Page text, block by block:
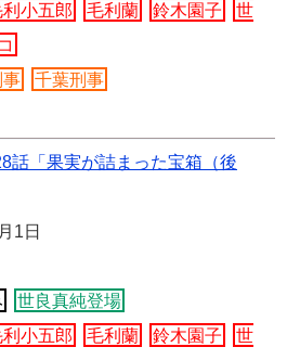
利小五郎 毛利蘭 鈴木園子
世
事 千葉刑事
話「果実が詰まった宝箱（後
1日
世良真純登場
利小五郎 毛利蘭 鈴木園子
世